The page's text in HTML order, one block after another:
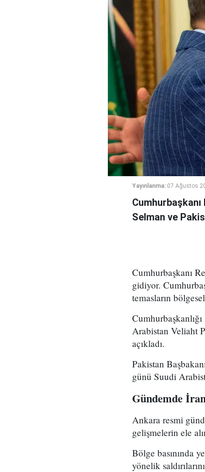
Yayınlanma: 07 Ağustos
Selman ve
Cumhurbaşkanı
gidiyor.
temasların
Arabistan Veliaht
açıkladı.
Pakistan
günü Suudi
Gündemde
Ankara resmi
gelişmelerin ele
Bölge basınında
yönelik